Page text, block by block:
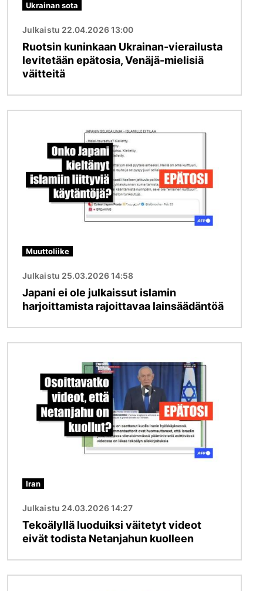
Ukrainan sota
Julkaistu 22.04.2026 13:00
Ruotsin kuninkaan Ukrainan-vierailusta
levitetään epätosia, Venäjä-mielisiä
väitteitä
Muuttoliike
Julkaistu 25.03.2026 14:58
Japani ei ole julkaissut islamin
harjoittamista rajoittavaa lainsäädäntöä
Iran
Julkaistu 24.03.2026 14:27
Tekoälyllä luoduiksi väitetyt videot
eivät todista Netanjahun kuolleen